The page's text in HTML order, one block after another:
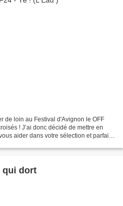
de loin au Festival d'Avignon le OFF
! J’ai donc décidé de mettre en
aider dans votre sélection et parfaire
qui dort